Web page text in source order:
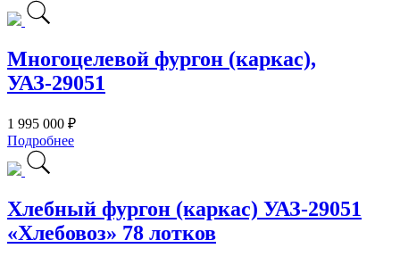
Многоцелевой фургон (каркас),
УАЗ-29051
1 995 000 ₽
Подробнее
Хлебный фургон (каркас) УАЗ-29051
«Хлебовоз» 78 лотков